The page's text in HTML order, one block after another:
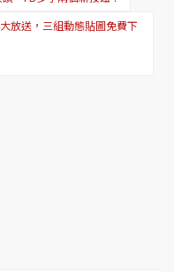
大放送，三組動態貼圖免費下